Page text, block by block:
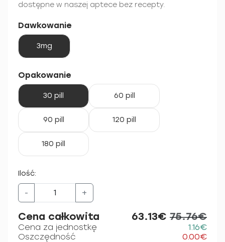
dostępne w naszej aptece bez recepty.
Dawkowanie
3mg
Opakowanie
30 pill 60 pill
90 pill 120 pill
180 pill
Ilość:
- +
Cena całkowita 63.13€ 75.76€
Cena za jednostkę
1.16€
Oszczędność
0.00€